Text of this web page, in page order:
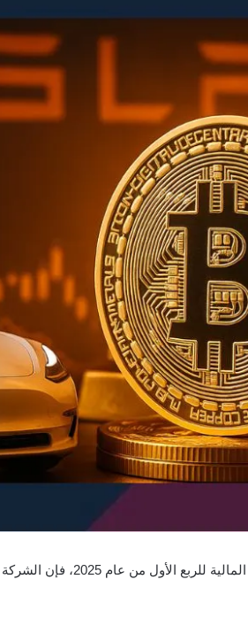
رغم التحديات الكبيرة